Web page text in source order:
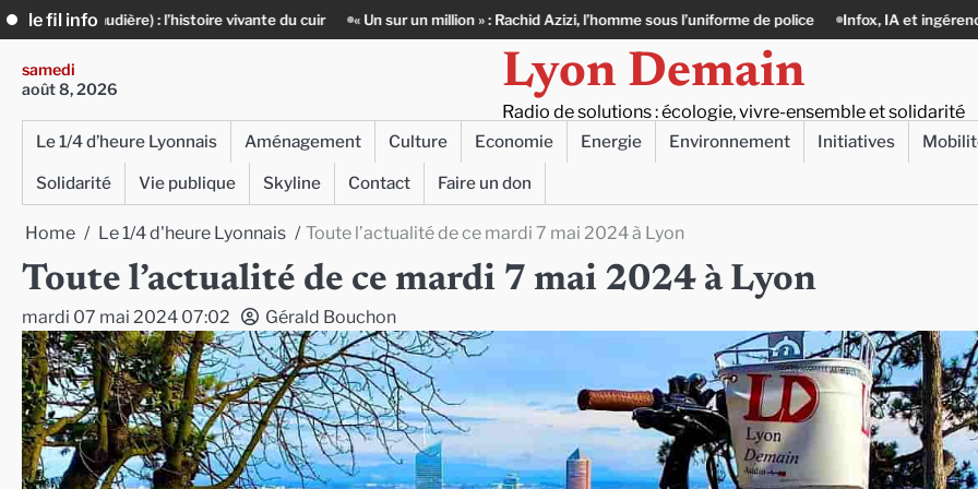
Skip
to
content
le fil infovivante du cuir « Un sur un million » : Rachid Azizi, l’homme sous l’uniforme de police Infox, IA et ingérences : le journalisme
samedi
août 8, 2026
Lyon Demain
Radio de solutions : écologie, vivre-ensemble et solidarité
Le 1/4 d’heure Lyonnais Aménagement Culture Economie Energie Environnement Initiatives
Solidarité
Vie publique Skyline Contact Faire un don
Home Le 1/4 d'heure Lyonnais Toute l’actualité de ce mardi 7 mai 2024 à Lyon
Toute l’actualité de ce mardi 7 mai 2024 à Lyon
mardi 07 mai 2024 07:02 Gérald Bouchon